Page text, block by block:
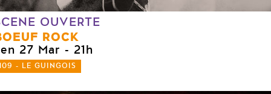
OUVERTE
ROCK
27 Mar - 21h
- LE GUINGOIS